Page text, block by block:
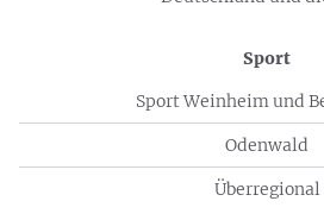
Sport
Sport Weinheim und
Odenwald
Überregional